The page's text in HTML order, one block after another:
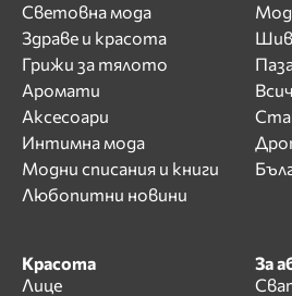
Световна мода
Здраве и красота
Грижи за тялото
Аромати
Аксесоари
Интимна мода
Модни списания и книги
Любопитни новини
Красота
Лице
За